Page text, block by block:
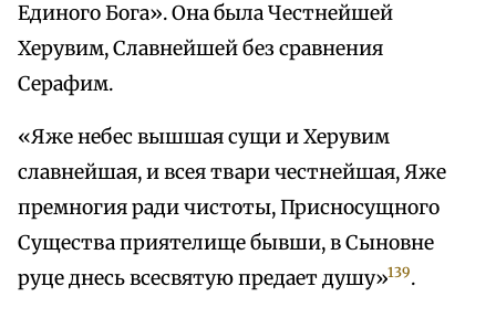
Единого Бога». Она была Честнейшей
Херувим, Славнейшей без сравнения
Серафим.
«Яже небес вышшая сущи и Херувим
славнейшая, и всея твари честнейшая, Яже
премногия ради чистоты, Присносущного
Существа приятелище бывши, в Сыновне
руце днесь всесвятую предает душу»139.